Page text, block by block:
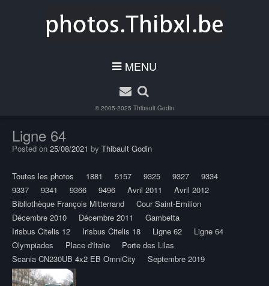
MENU
© 2005-2025 Thibault Godin
Ligne 64
Posted on 25/08/2021 by Thibault Godin
Toutes les photos 1881 5157 9325 9327
9334
9337
9341 9366 9496 Avril 2011
Avril 2012
Bibliothèque François Mitterrand
Cour Saint-Emilion
Décembre 2010
Décembre 2011
Gambetta
Irisbus Citelis 12
Irisbus Citelis 18 Ligne 62
Ligne 64
Olympiades
Place d'Italie
Porte des Lilas
Scania CN230UB 4x2 EB OmniCity
Septembre 2019